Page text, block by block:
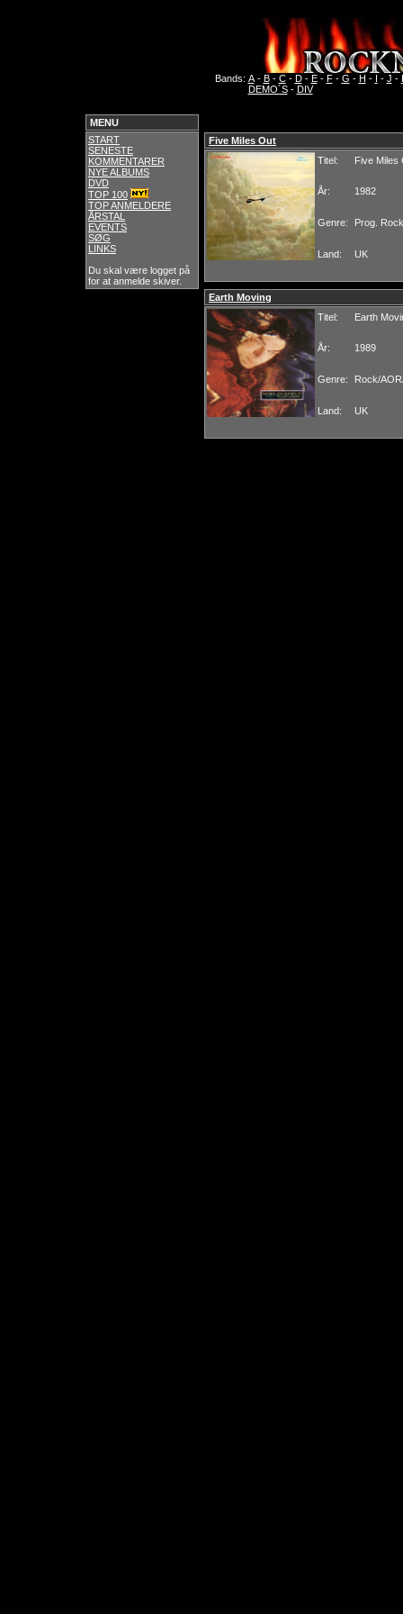
Bands: A- B- C- D- E- F- G - H - I - J -
DEMO´S- DIV
MENU
START
SENESTE
KOMMENTARER
NYE ALBUMS
DVD
TOP 100
TOP ANMELDERE
ÅRSTAL
EVENTS
SØG
LINKS
Du skal være logget på
for at anmelde skiver.
Five Miles Out
Titel:
Five Miles
År: 1982
Genre: Prog. Rock
Land: UK
Earth Moving
Titel:
Earth
År: 1989
Genre: Rock/
Land: UK